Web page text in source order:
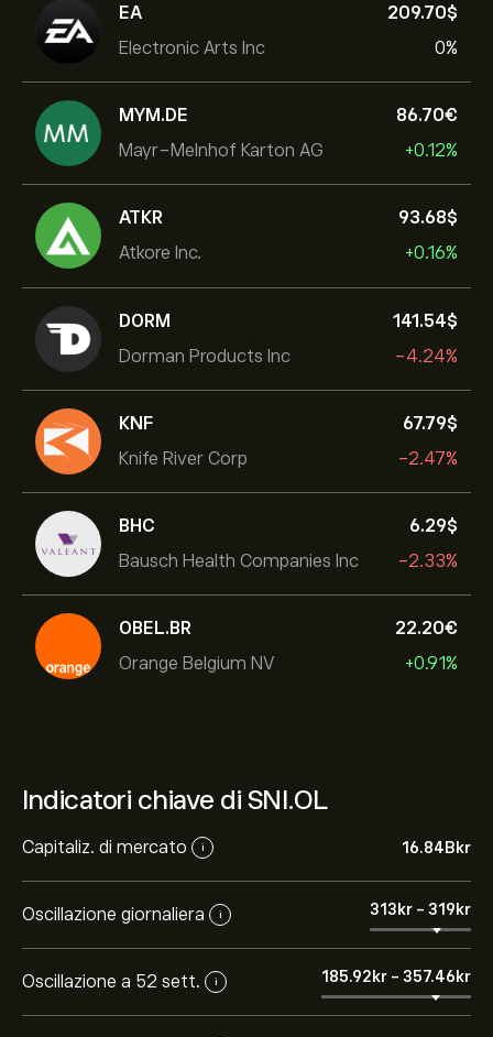
EA
Electronic Arts Inc
209.70‎$‎
0%
MYM.DE
Mayr-Melnhof Karton AG
86.70‎€‎
+0.12%
ATKR
Atkore Inc.
93.68‎$‎
+0.16%
DORM
Dorman Products Inc
141.54‎$‎
-4.24%
KNF
Knife River Corp
67.79‎$‎
-2.47%
BHC
Bausch Health Companies Inc
6.29‎$‎
-2.33%
OBEL.BR
Orange Belgium NV
22.20‎€‎
+0.91%
Indicatori chiave di SNI.OL
Capitaliz. di mercato i 16.84B‎kr‎
Oscillazione giornaliera i 313‎kr‎ - 319‎kr‎
Oscillazione a 52 sett. i 185.92‎kr‎ - 357.46‎kr‎